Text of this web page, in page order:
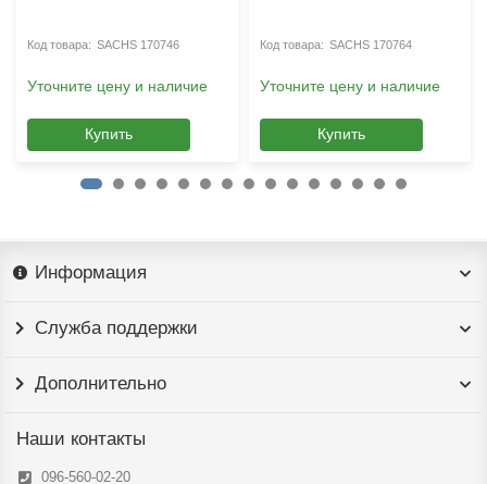
SACHS 170746
Уточните цену и наличие
Купить
SACHS 170764
Уточните цену и наличие
Купить
Информация
Служба поддержки
Дополнительно
Наши контакты
096-560-02-20